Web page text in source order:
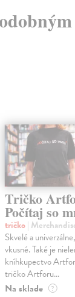
Tričko
Počítaj so
tričko|
Skvelé a
vkusné. Také je
kníhkupectvo
tričko Artforu...
Na sklade ?